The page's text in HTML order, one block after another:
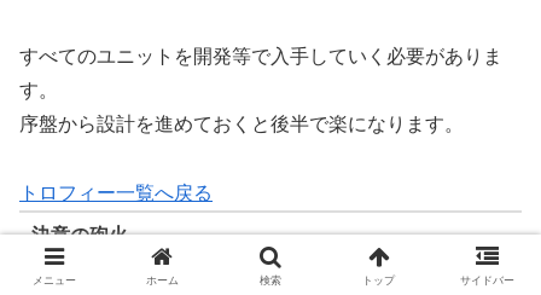
すべてのユニットを開発等で入手していく必要がありま
す。
序盤から設計を進めておくと後半で楽になります。
トロフィー一覧へ戻る
決意の砲火
メニュー ホーム 検索 トップ サイドバー